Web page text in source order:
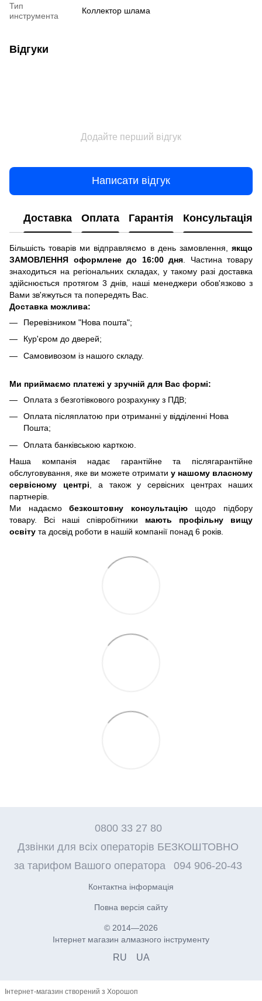
Тип
инструмента
Коллектор шлама
Відгуки
Додайте перший відгук
Написати відгук
Доставка Оплата Гарантія Консультація
Більшість товарів ми відправляємо в день замовлення, якщо
ЗАМОВЛЕННЯ оформлене до 16:00 дня . Частина товару
знаходиться на регіональних складах, у такому разі доставка
здійснюється протягом 3 днів, наші менеджери обов'язково з
Вами зв'яжуться та попередять Вас.
Доставка можлива:
Перевізником "Нова пошта";
Кур'єром до дверей;
Самовивозом із нашого складу.
Ми приймаємо платежі у зручній для Вас формі:
Оплата з безготівкового розрахунку з ПДВ;
Оплата післяплатою при отриманні у відділенні Нова
Пошта;
Оплата банківською карткою.
Наша компанія надає гарантійне та післягарантійне
обслуговування, яке ви можете отримати у нашому власному
сервісному центрі , а також у сервісних центрах наших
партнерів.
Ми надаємобезкоштовну консультаціющодо підбору
товару. Всі наші співробітники мають профільну вищу
освіту та досвід роботи в нашій компанії понад 6 років.
0800 33 27 80
Дзвінки для всіх операторів БЕЗКОШТОВНО
за тарифом Вашого оператора
094 906-20-43
Контактна інформація
Повна версія сайту
© 2014—2026
Інтернет магазин алмазного інструменту
RU UA
Інтернет-магазин створений з Хорошоп